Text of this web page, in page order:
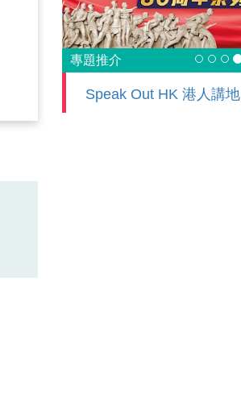
專題推介
Speak Out HK 港人講地